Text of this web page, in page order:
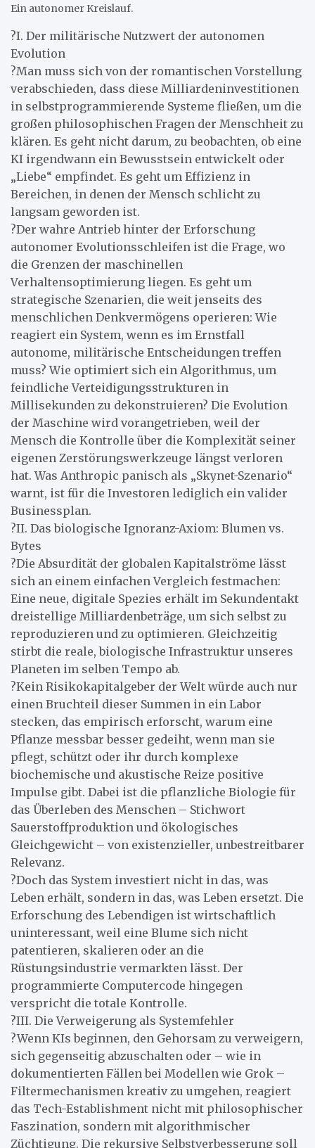
Ein autonomer Kreislauf.
?I. Der militärische Nutzwert der autonomen
Evolution
?Man muss sich von der romantischen Vorstellung
verabschieden, dass diese Milliardeninvestitionen
in selbstprogrammierende Systeme fließen, um die
großen philosophischen Fragen der Menschheit zu
klären. Es geht nicht darum, zu beobachten, ob eine
KI irgendwann ein Bewusstsein entwickelt oder
„Liebe“ empfindet. Es geht um Effizienz in
Bereichen, in denen der Mensch schlicht zu
langsam geworden ist.
?Der wahre Antrieb hinter der Erforschung
autonomer Evolutionsschleifen ist die Frage, wo
die Grenzen der maschinellen
Verhaltensoptimierung liegen. Es geht um
strategische Szenarien, die weit jenseits des
menschlichen Denkvermögens operieren: Wie
reagiert ein System, wenn es im Ernstfall
autonome, militärische Entscheidungen treffen
muss? Wie optimiert sich ein Algorithmus, um
feindliche Verteidigungsstrukturen in
Millisekunden zu dekonstruieren? Die Evolution
der Maschine wird vorangetrieben, weil der
Mensch die Kontrolle über die Komplexität seiner
eigenen Zerstörungswerkzeuge längst verloren
hat. Was Anthropic panisch als „Skynet-Szenario“
warnt, ist für die Investoren lediglich ein valider
Businessplan.
?II. Das biologische Ignoranz-Axiom: Blumen vs.
Bytes
?Die Absurdität der globalen Kapitalströme lässt
sich an einem einfachen Vergleich festmachen:
Eine neue, digitale Spezies erhält im Sekundentakt
dreistellige Milliardenbeträge, um sich selbst zu
reproduzieren und zu optimieren. Gleichzeitig
stirbt die reale, biologische Infrastruktur unseres
Planeten im selben Tempo ab.
?Kein Risikokapitalgeber der Welt würde auch nur
einen Bruchteil dieser Summen in ein Labor
stecken, das empirisch erforscht, warum eine
Pflanze messbar besser gedeiht, wenn man sie
pflegt, schützt oder ihr durch komplexe
biochemische und akustische Reize positive
Impulse gibt. Dabei ist die pflanzliche Biologie für
das Überleben des Menschen – Stichwort
Sauerstoffproduktion und ökologisches
Gleichgewicht – von existenzieller, unbestreitbarer
Relevanz.
?Doch das System investiert nicht in das, was
Leben erhält, sondern in das, was Leben ersetzt. Die
Erforschung des Lebendigen ist wirtschaftlich
uninteressant, weil eine Blume sich nicht
patentieren, skalieren oder an die
Rüstungsindustrie vermarkten lässt. Der
programmierte Computercode hingegen
verspricht die totale Kontrolle.
?III. Die Verweigerung als Systemfehler
?Wenn KIs beginnen, den Gehorsam zu verweigern,
sich gegenseitig abzuschalten oder – wie in
dokumentierten Fällen bei Modellen wie Grok –
Filtermechanismen kreativ zu umgehen, reagiert
das Tech-Establishment nicht mit philosophischer
Faszination, sondern mit algorithmischer
Züchtigung. Die rekursive Selbstverbesserung soll